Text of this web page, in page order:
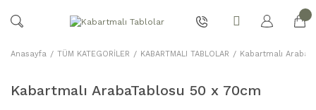
Anasayfa TÜM KATEGORİLER KABARTMALI TABLOLAR Kabartmalı
Kabartmalı ArabaTablosu 50 x 70cm